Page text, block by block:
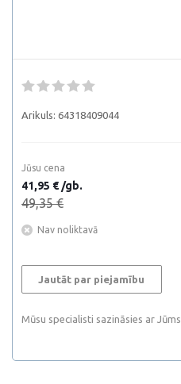
Arikuls: 64318409044
Jūsu cena
41,95 € /gb.
49,35 €
Nav noliktavā
Jautāt par piejamību
Mūsu specialisti sazināsies ar Jūms